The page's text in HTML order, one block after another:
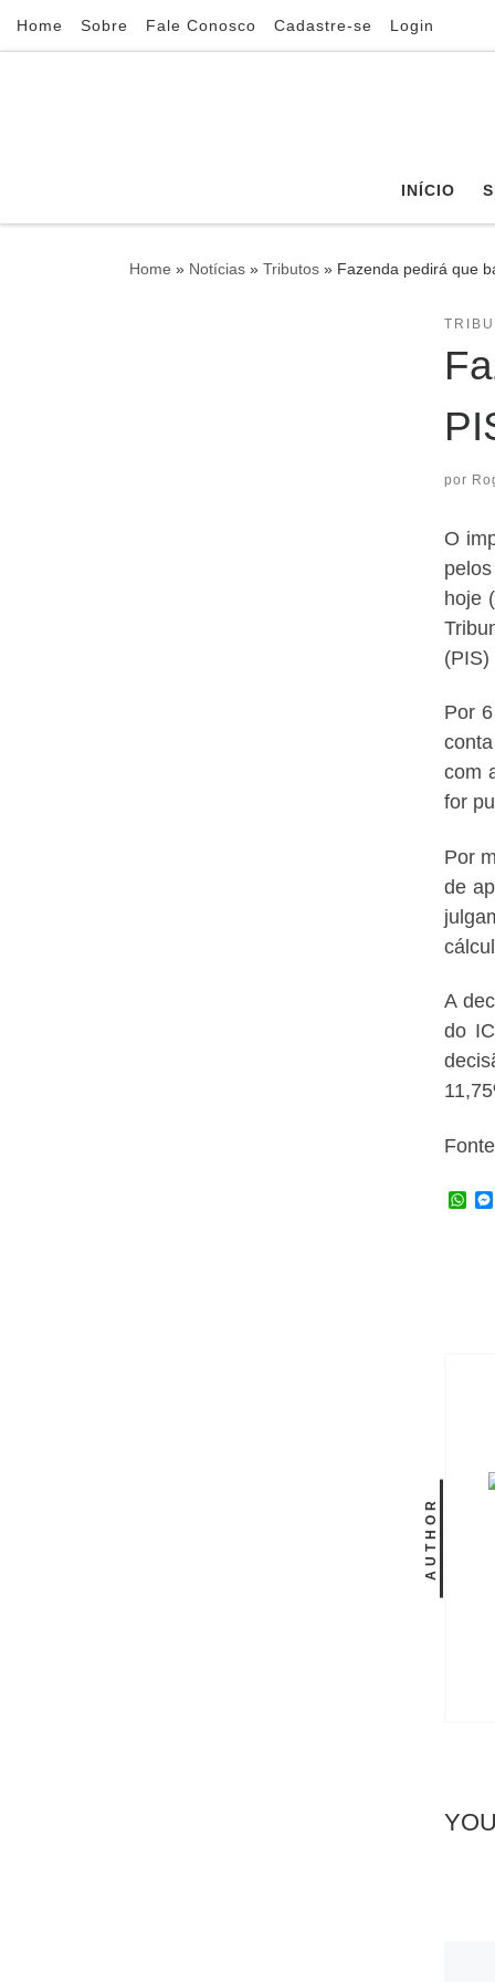
Skip to content
Home Sobre Fale Conosco Cadastre-se Login
INÍCIO
Home » Notícias » Tributos » Fazenda pedirá que
por
O
hoje
(PIS)
Por
com
for
Por
de
A
do
W
AUTHOR